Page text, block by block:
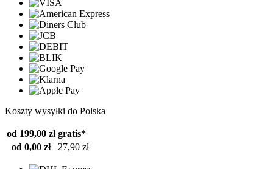
Koszty wysyłki do Polska
od 199,00 zł gratis*
od 0,00 zł
27,90 zł